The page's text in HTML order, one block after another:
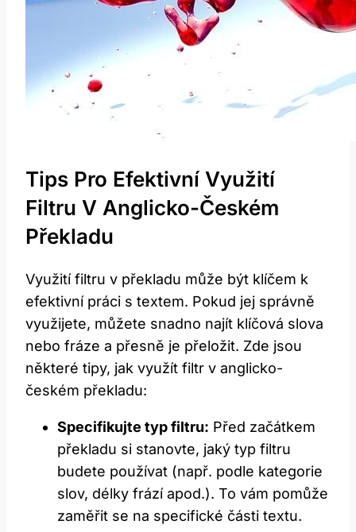
Tips Pro Efektivní Využití
Filtru V Anglicko-Českém
Překladu
Využití filtru v překladu může být klíčem k
efektivní práci s textem. Pokud jej správně
využijete, můžete snadno najít klíčová slova
nebo fráze a přesně je přeložit. Zde jsou
některé tipy, jak využít filtr v anglicko-
českém překladu:
Specifikujte typ filtru: Před začátkem
překladu si stanovte, jaký typ filtru
budete používat (např. podle kategorie
slov, délky frází apod.). To vám pomůže
zaměřit se na specifické části textu.